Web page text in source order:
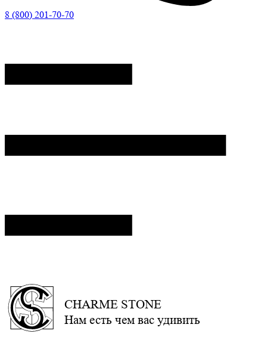
8 (800) 201-70-70
CHARME STONE
Нам есть чем вас удивить